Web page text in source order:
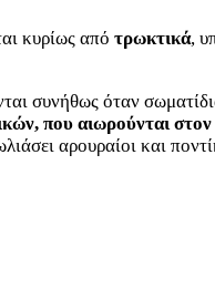
κυρίως από τρωκτικά,
συνήθως όταν
που αιωρούνται στον
αρουραίοι και